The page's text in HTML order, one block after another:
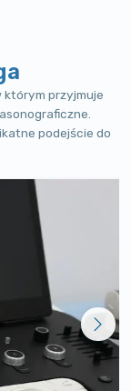
którym przyjmuje
podejście do